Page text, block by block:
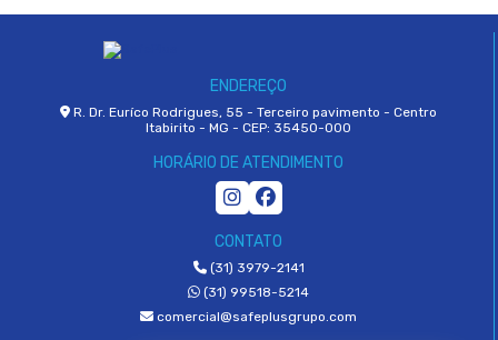
ENDEREÇO
R. Dr. Euríco Rodrigues, 55 - Terceiro pavimento - Centro
Itabirito - MG - CEP: 35450-000
HORÁRIO DE ATENDIMENTO
CONTATO
(31) 3979-2141
(31) 99518-5214
comercial@safeplusgrupo.com